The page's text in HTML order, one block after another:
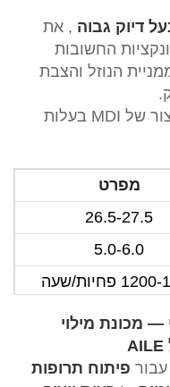
דיוק גבוה , את
החשובות
הנוזל והצבת
זהו הפתרון האידיאלי לסביבות ייצור של MDI בעלות
מפרט
26.5-27.5
5.0-6.0
פחיות/שעה
0.5-0.7Mpa
≤±1.0%
— מכונת מילוי
פיתוח תרופות